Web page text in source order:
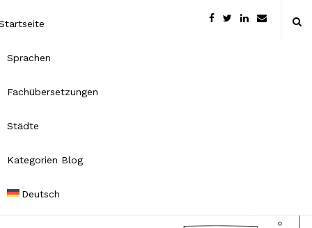
Sprachen
Fachübersetzungen
Städte
Kategorien Blog
Deutsch